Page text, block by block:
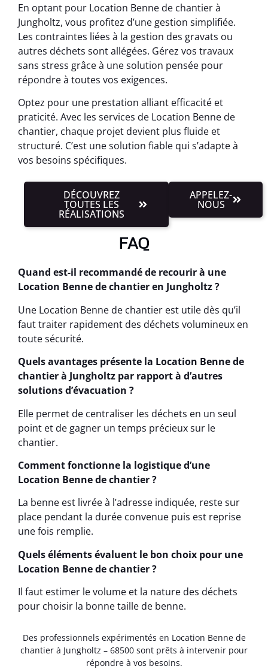
En optant pour Location Benne de chantier à
Jungholtz, vous profitez d’une gestion simplifiée.
Les contraintes liées à la gestion des gravats ou
autres déchets sont allégées. Gérez vos travaux
sans stress grâce à une solution pensée pour
répondre à toutes vos exigences.
Optez pour une prestation alliant efficacité et
praticité. Avec les services de Location Benne de
chantier, chaque projet devient plus fluide et
structuré. C’est une solution fiable qui s’adapte à
vos besoins spécifiques.
DÉCOUVREZ
TOUTES LES
RÉALISATIONS
APPELEZ-
NOUS
FAQ
Quand est-il recommandé de recourir à une
Location Benne de chantier en Jungholtz ?
Une Location Benne de chantier est utile dès qu’il
faut traiter rapidement des déchets volumineux en
toute sécurité.
Quels avantages présente la Location Benne de
chantier à Jungholtz par rapport à d’autres
solutions d’évacuation ?
Elle permet de centraliser les déchets en un seul
point et de gagner un temps précieux sur le
chantier.
Comment fonctionne la logistique d’une
Location Benne de chantier ?
La benne est livrée à l’adresse indiquée, reste sur
place pendant la durée convenue puis est reprise
une fois remplie.
Quels éléments évaluent le bon choix pour une
Location Benne de chantier ?
Il faut estimer le volume et la nature des déchets
pour choisir la bonne taille de benne.
Des professionnels expérimentés en Location Benne de
chantier à Jungholtz – 68500 sont prêts à intervenir pour
répondre à vos besoins.